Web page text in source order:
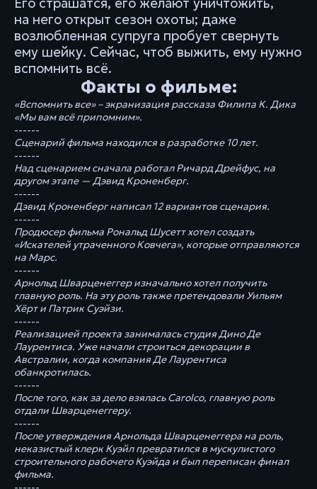
Его страшатся, его желают уничтожить,
на него открыт сезон охоты; даже
возлюбленная супруга пробует свернуть
ему шейку. Сейчас, чтоб выжить, ему нужно
вспомнить всё.
Факты о фильме:
«Вспомнить все» – экранизация рассказа Филипа К. Дика
«Мы вам всё припомним».
------
Сценарий фильма находился в разработке 10 лет.
------
Над сценарием сначала работал Ричард Дрейфус, на
другом этапе — Дэвид Кроненберг.
------
Дэвид Кроненберг написал 12 вариантов сценария.
------
Продюсер фильма Рональд Шусетт хотел создать
«Искателей утраченного Ковчега», которые отправляются
на Марс.
------
Арнольд Шварценеггер изначально хотел получить
главную роль. На эту роль также претендовали Уильям
Хёрт и Патрик Суэйзи.
------
Реализацией проекта занималась студия Дино Де
Лаурентиса. Уже начали строиться декорации в
Австралии, когда компания Де Лаурентиса
обанкротилась.
------
После того, как за дело взялась Carolco, главную роль
отдали Шварценеггеру.
------
После утверждения Арнольда Шварценеггера на роль,
неказистый клерк Куэйл превратился в мускулистого
строительного рабочего Куэйда и был переписан финал
фильма.